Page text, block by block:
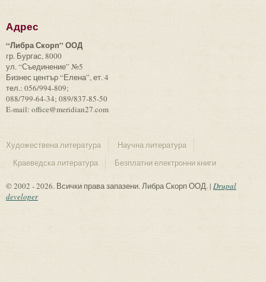
Адрес
“Либра Скорп” ООД
гр. Бургас, 8000
ул. “Съединение” №5
Бизнес център “Елена”, ет. 4
тел.: 056/994-809;
088/799-64-34; 089/837-85-50
E-mail: office@meridian27.com
Художествена литература
Научна литература
Краеведска литература
Безплатни електронни книги
© 2002 - 2026. Всички права запазени. Либра Скорп ООД. | Drupal
developer